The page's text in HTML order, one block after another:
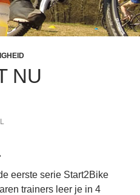
NU
eerste serie Start2Bike
trainers leer je in 4